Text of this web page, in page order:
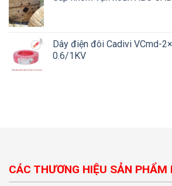
Dây điện đôi Cadivi VCmd-
0.6/1KV
CÁC THƯƠNG HIỆU SẢN PHẨM